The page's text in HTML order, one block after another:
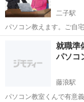
二子駅
パソコン教えます。ご自
時間ｘ1000円（移動往復
パソコン関係の仕事をず
二子
就職準
パソコ
藤浪駅
パソコン教室くんで有意